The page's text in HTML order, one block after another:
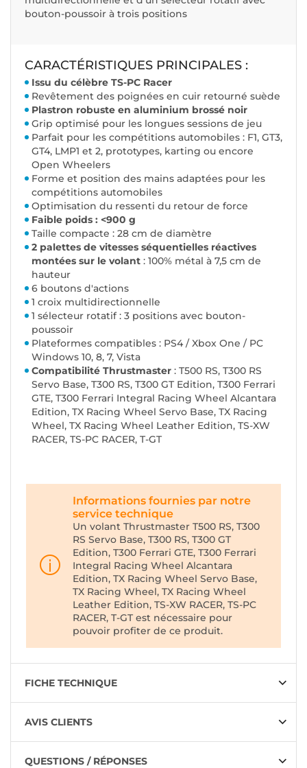
bouton-poussoir à trois positions
CARACTÉRISTIQUES PRINCIPALES :
Issu du célèbre TS-PC Racer
Revêtement des poignées en cuir retourné suède
Plastron robuste en aluminium brossé noir
Grip optimisé pour les longues sessions de jeu
Parfait pour les compétitions automobiles : F1, GT3,
GT4, LMP1 et 2, prototypes, karting ou encore
Open Wheelers
Forme et position des mains adaptées pour les
compétitions automobiles
Optimisation du ressenti du retour de force
Faible poids : <900 g
Taille compacte : 28 cm de diamètre
2 palettes de vitesses séquentielles réactives
montées sur le volant : 100% métal à 7,5 cm de
hauteur
6 boutons d'actions
1 croix multidirectionnelle
1 sélecteur rotatif : 3 positions avec bouton-
poussoir
Plateformes compatibles : PS4 / Xbox One / PC
Windows 10, 8, 7, Vista
Compatibilité Thrustmaster : T500 RS, T300 RS
Servo Base, T300 RS, T300 GT Edition, T300 Ferrari
GTE, T300 Ferrari Integral Racing Wheel Alcantara
Edition, TX Racing Wheel Servo Base, TX Racing
Wheel, TX Racing Wheel Leather Edition, TS-XW
RACER, TS-PC RACER, T-GT
Informations fournies par notre
service technique
Un volant Thrustmaster T500 RS, T300
RS Servo Base, T300 RS, T300 GT
Edition, T300 Ferrari GTE, T300 Ferrari
Integral Racing Wheel Alcantara
Edition, TX Racing Wheel Servo Base,
TX Racing Wheel, TX Racing Wheel
Leather Edition, TS-XW RACER, TS-PC
RACER, T-GT est nécessaire pour
pouvoir profiter de ce produit.
FICHE TECHNIQUE
AVIS CLIENTS
QUESTIONS / RÉPONSES